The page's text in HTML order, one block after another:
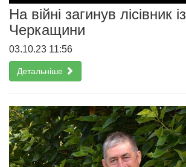
На війні загинув лісівник із
Черкащини
03.10.23 11:56
Детальніше